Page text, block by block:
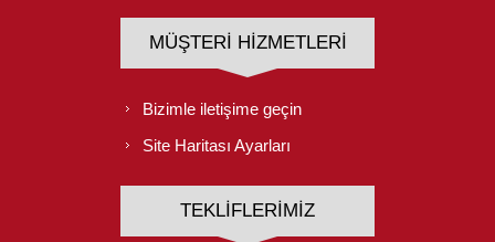
MÜŞTERI HIZMETLERI
Bizimle iletişime geçin
Site Haritası Ayarları
TEKLIFLERIMIZ